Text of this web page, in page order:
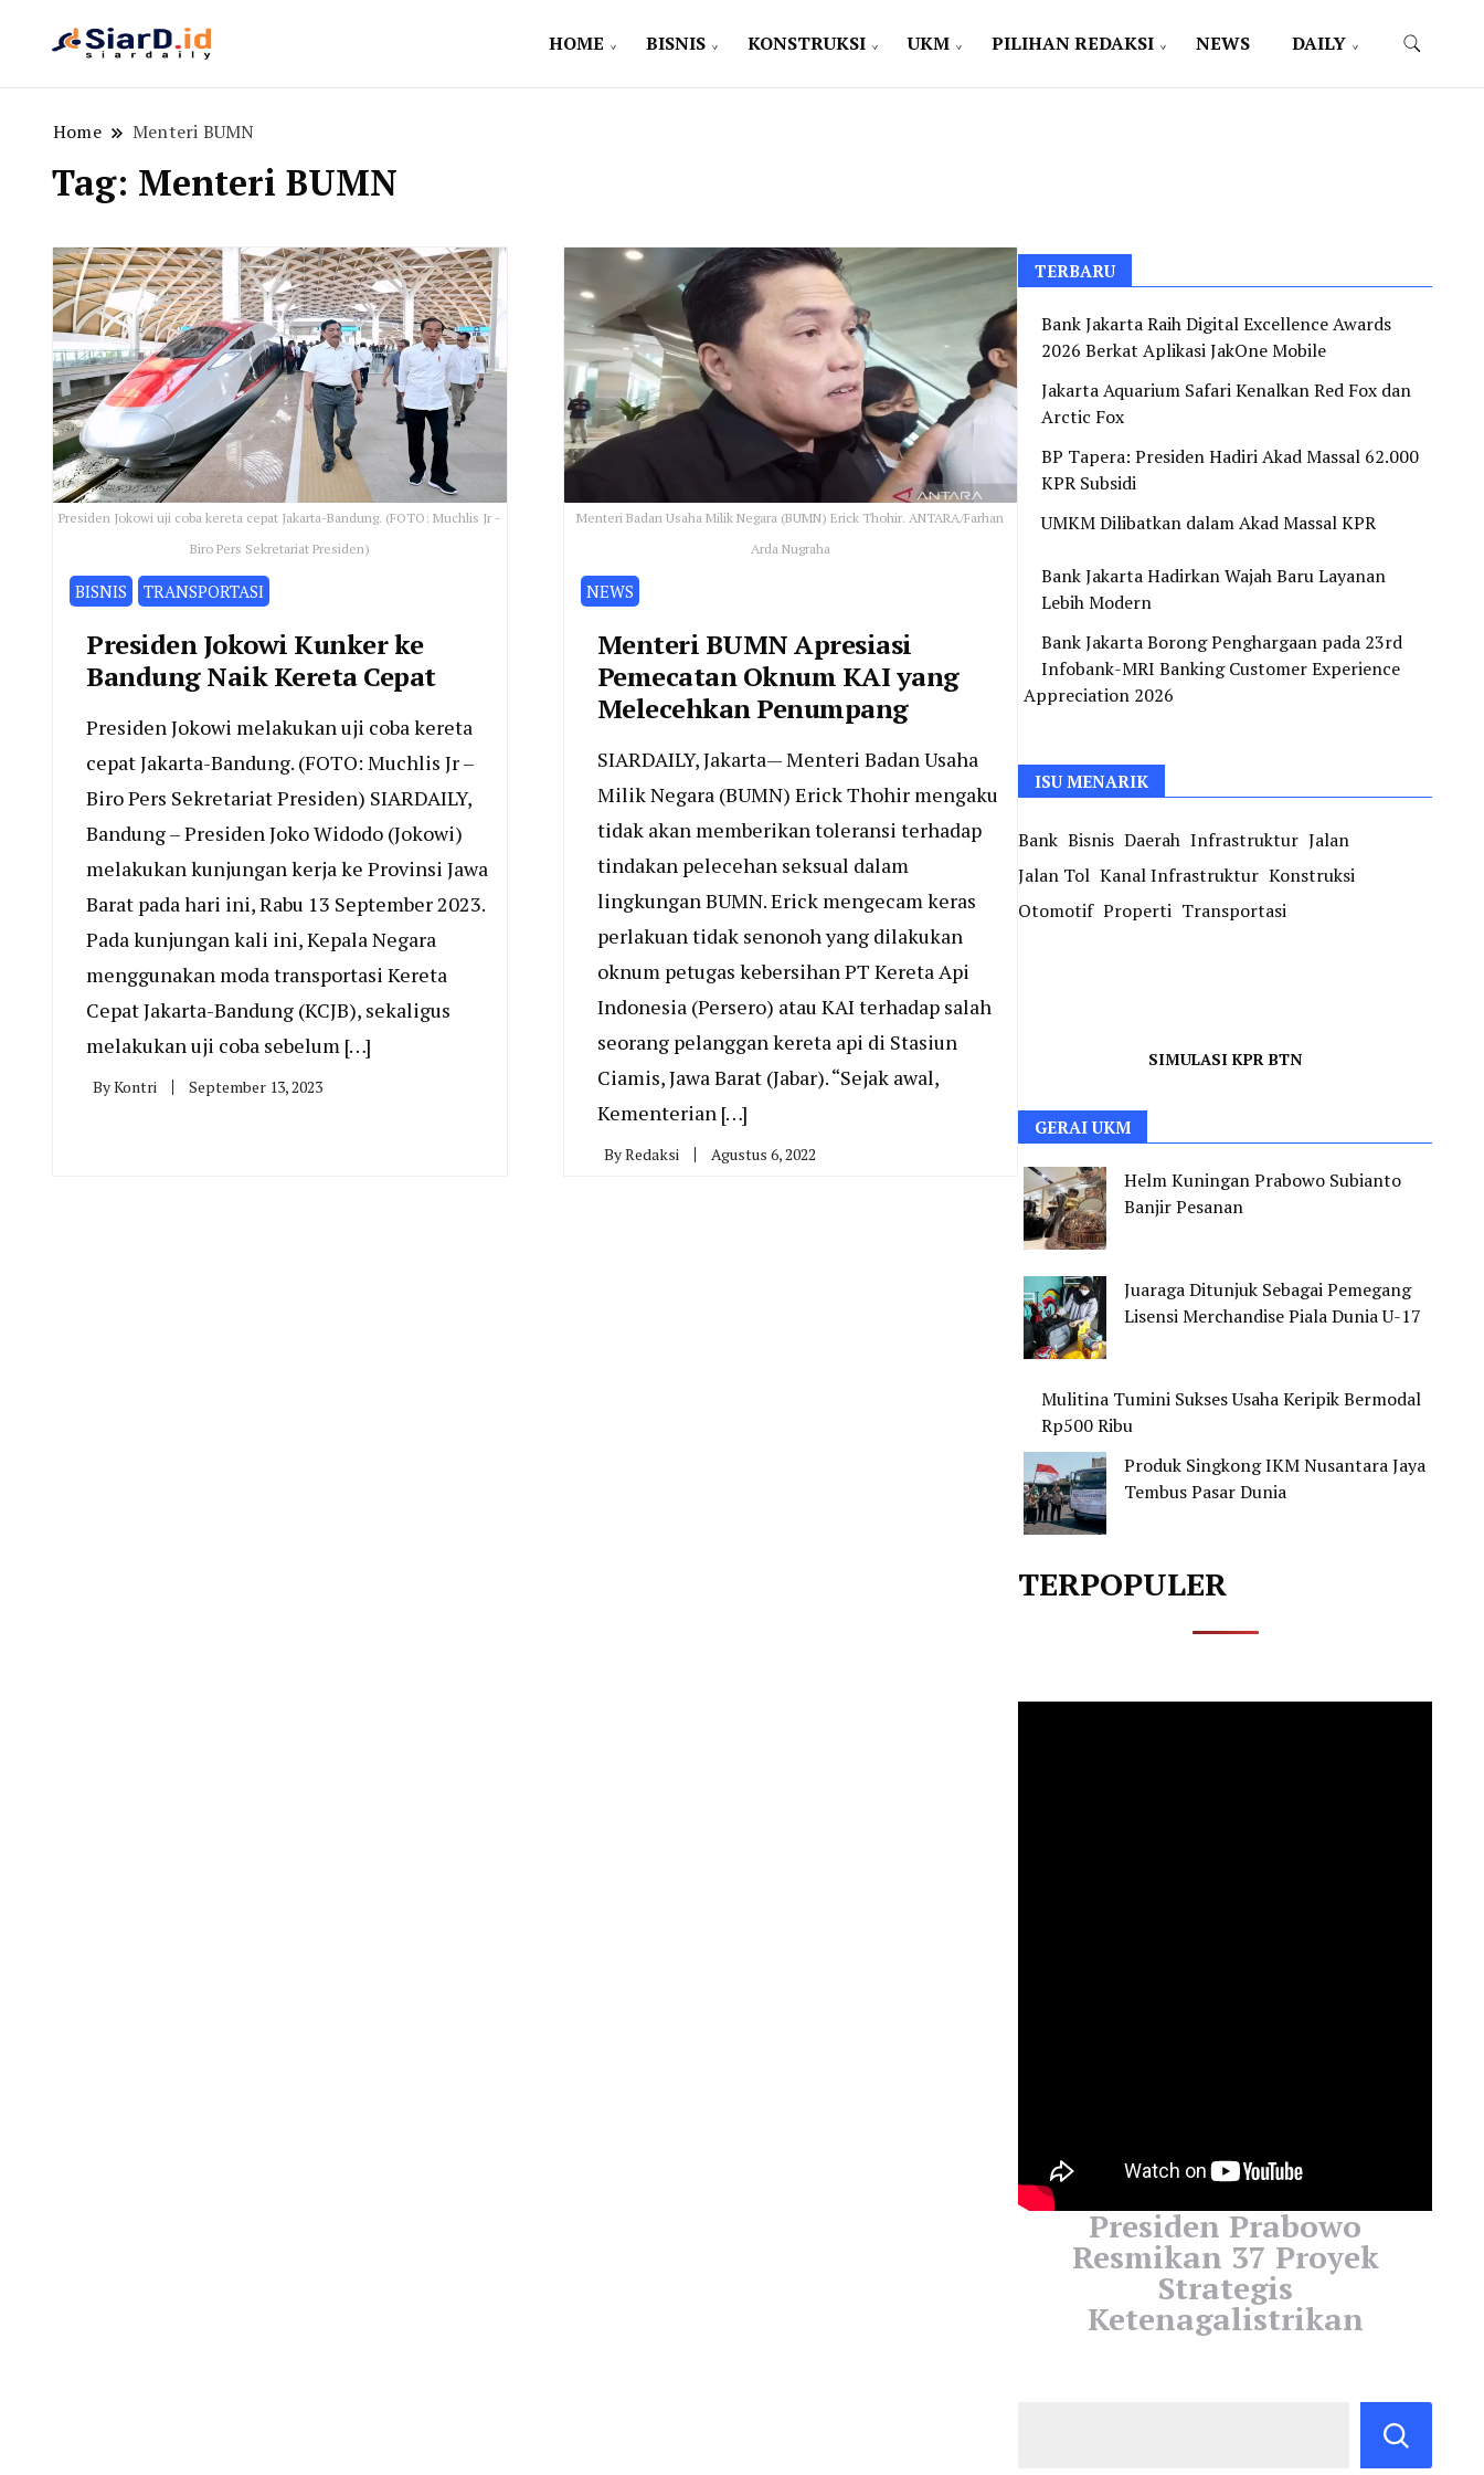
HOME BISNIS KONSTRUKSI UKM PILIHAN REDAKSI NEWS DAILY
Home Menteri BUMN
Tag: Menteri BUMN
Presiden Jokowi uji coba kereta cepat Jakarta-Bandung. (FOTO: Muchlis Jr -
Biro Pers Sekretariat Presiden)
BISNIS TRANSPORTASI
Presiden Jokowi Kunker ke
Bandung Naik Kereta Cepat
Presiden Jokowi melakukan uji coba kereta
cepat Jakarta-Bandung. (FOTO: Muchlis Jr –
Biro Pers Sekretariat Presiden) SIARDAILY,
Bandung – Presiden Joko Widodo (Jokowi)
melakukan kunjungan kerja ke Provinsi Jawa
Barat pada hari ini, Rabu 13 September 2023.
Pada kunjungan kali ini, Kepala Negara
menggunakan moda transportasi Kereta
Cepat Jakarta-Bandung (KCJB), sekaligus
melakukan uji coba sebelum […]
ByKontri September 13, 2023
Menteri Badan Usaha Milik Negara (BUMN) Erick Thohir. ANTARA/Farhan
Arda Nugraha
NEWS
Menteri BUMN Apresiasi
Pemecatan Oknum KAI yang
Melecehkan Penumpang
SIARDAILY, Jakarta— Menteri Badan Usaha
Milik Negara (BUMN) Erick Thohir mengaku
tidak akan memberikan toleransi terhadap
tindakan pelecehan seksual dalam
lingkungan BUMN. Erick mengecam keras
perlakuan tidak senonoh yang dilakukan
oknum petugas kebersihan PT Kereta Api
Indonesia (Persero) atau KAI terhadap salah
seorang pelanggan kereta api di Stasiun
Ciamis, Jawa Barat (Jabar). “Sejak awal,
Kementerian […]
ByRedaksi Agustus 6, 2022
TERBARU
Bank Jakarta Raih Digital Excellence Awards
2026 Berkat Aplikasi JakOne Mobile
Jakarta Aquarium Safari Kenalkan Red Fox dan
Arctic Fox
BP Tapera: Presiden Hadiri Akad Massal 62.000
KPR Subsidi
UMKM Dilibatkan dalam Akad Massal KPR
Bank Jakarta Hadirkan Wajah Baru Layanan
Lebih Modern
Bank Jakarta Borong Penghargaan pada 23rd
Infobank-MRI Banking Customer Experience
Appreciation 2026
ISU MENARIK
Bank Bisnis Daerah Infrastruktur Jalan
Jalan Tol Kanal Infrastruktur Konstruksi
Otomotif Properti Transportasi
SIMULASI KPR BTN
GERAI UKM
Helm Kuningan Prabowo Subianto
Banjir Pesanan
Juaraga Ditunjuk Sebagai Pemegang
Lisensi Merchandise Piala Dunia U-17
Mulitina Tumini Sukses Usaha Keripik Bermodal
Rp500 Ribu
Produk Singkong IKM Nusantara Jaya
Tembus Pasar Dunia
TERPOPULER
Presiden Prabowo
Resmikan 37 Proyek
Strategis
Ketenagalistrikan